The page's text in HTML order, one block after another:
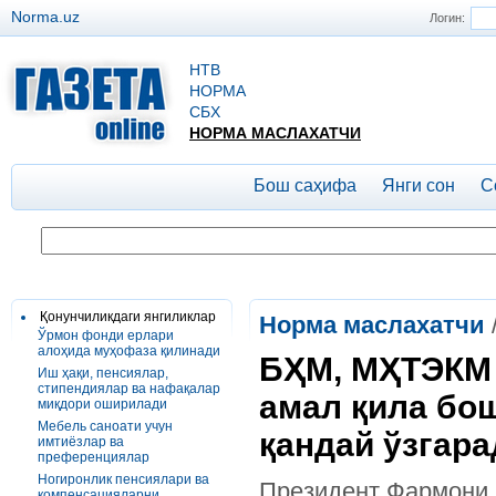
Логин:
Norma.uz
НТВ
НОРМА
СБХ
НОРМА МАСЛАХАТЧИ
Бош саҳифа Янги сон
Қонунчиликдаги янгиликлар
Ўрмон фонди ерлари
алоҳида муҳофаза қилинади
Иш ҳақи, пенсиялар,
стипендиялар ва нафақалар
миқдори оширилади
Мебель саноати учун
имтиёзлар ва
преференциялар
Ногиронлик пенсиялари ва
Норма маслахатчи
БҲМ, МҲТЭКМ
амал қила
қандай